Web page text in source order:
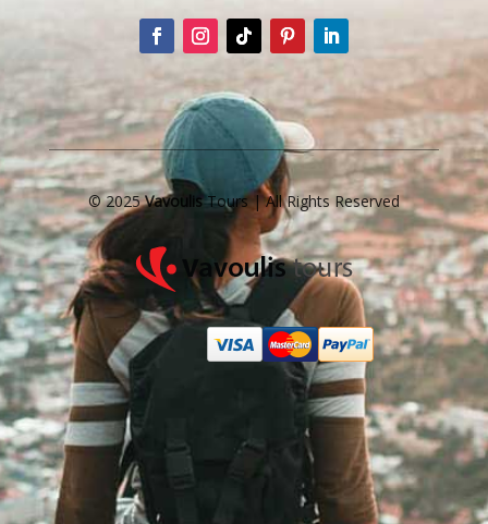
© 2025VavoulisTours | All Rights Reserved